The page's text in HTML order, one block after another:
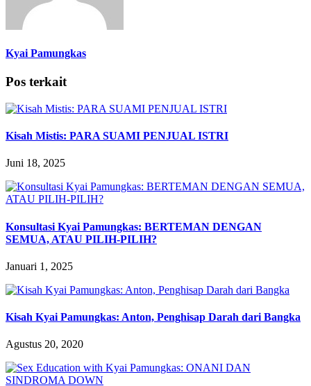
Kyai Pamungkas
Pos terkait
Kisah Mistis: PARA SUAMI PENJUAL ISTRI
Juni 18, 2025
Konsultasi Kyai Pamungkas: BERTEMAN DENGAN
SEMUA, ATAU PILIH-PILIH?
Januari 1, 2025
Kisah Kyai Pamungkas: Anton, Penghisap Darah dari Bangka
Agustus 20, 2020